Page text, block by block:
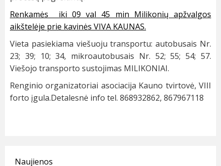
Renkamės iki 09 val 45 min Milikonių apžvalgos
aikštelėje prie kavinės VIVA KAUNAS.
Vieta pasiekiama viešuoju transportu: autobusais Nr.
23; 39; 10; 34, mikroautobusais Nr. 52; 55; 54; 57.
Viešojo transporto sustojimas MILIKONIAI.
Renginio organizatoriai asociacija Kauno tvirtovė, VIII
forto įgula.Detalesnė info tel. 868932862, 867967118
Naujienos